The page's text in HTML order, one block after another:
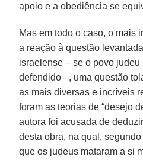
apoio e a obediência se
Mas em todo o caso, o mais
a reação à questão
israelense – se o povo
defendido –, uma questão
as mais diversas e incríveis
foram as teorias de “desejo
autora foi acusada de
desta obra, na qual, segundo
que os judeus mataram a si